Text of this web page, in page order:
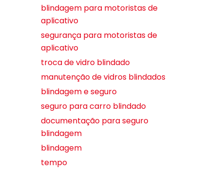
blindagem para motoristas de
aplicativo
segurança para motoristas de
aplicativo
troca de vidro blindado
manutenção de vidros blindados
blindagem e seguro
seguro para carro blindado
documentação para seguro
blindagem
blindagem
tempo